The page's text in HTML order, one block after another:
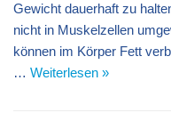
Gewicht dauerhaft zu
nicht in Muskelzellen
können im Körper Fett
… Weiterlesen »